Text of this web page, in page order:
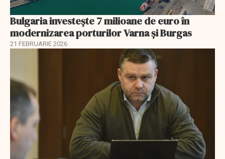
Bulgaria investește 7 milioane de euro în
modernizarea porturilor Varna și Burgas
21 FEBRUARIE 2026